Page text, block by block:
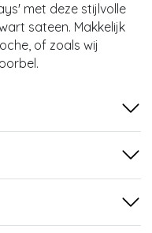
met deze stijlvolle
sateen. Makkelijk
of zoals wij